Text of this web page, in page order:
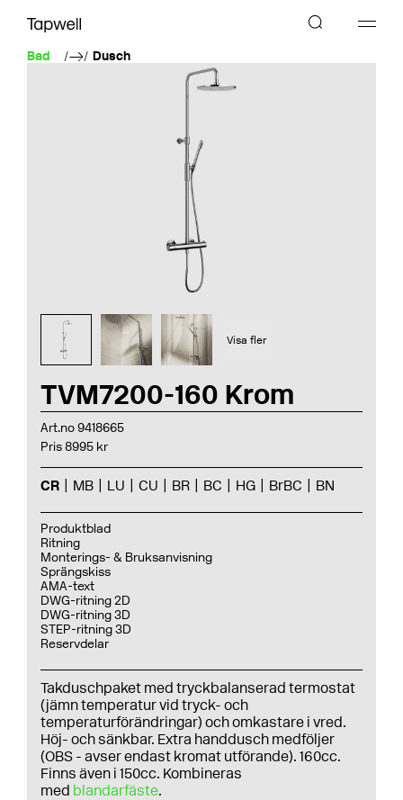
Bad Dusch
TVM7200-160 Krom
Art.no 9418665
Pris 8995 kr
CR MB LU CU BR BC HG BrBC BN
Produktblad
Ritning
Monterings- & Bruksanvisning
Sprängskiss
AMA-text
DWG-ritning 2D
DWG-ritning 3D
STEP-ritning 3D
Reservdelar
Takduschpaket med tryckbalanserad termostat
(jämn temperatur vid tryck- och
temperaturförändringar) och omkastare i vred.
Höj- och sänkbar. Extra handdusch medföljer
(OBS - avser endast kromat utförande). 160cc.
Finns även i 150cc. Kombineras
med blandarfäste.
Visa fler